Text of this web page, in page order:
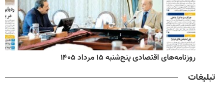
روزنامه‌های اقتصادی پنج‌شنبه ۱۵ مرداد ۱۴۰۵
تبلیغات